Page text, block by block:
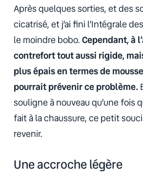
Après quelques sorties, et des
cicatrisé, et j’ai fini l’Intégrale
le moindre bobo.Cependant, à
contrefort tout aussi rigide,
plus épais en termes de
pourrait prévenir ce problème.
souligne à nouveau qu’une fois
fait à la chaussure, ce petit
revenir.
Une accroche légère